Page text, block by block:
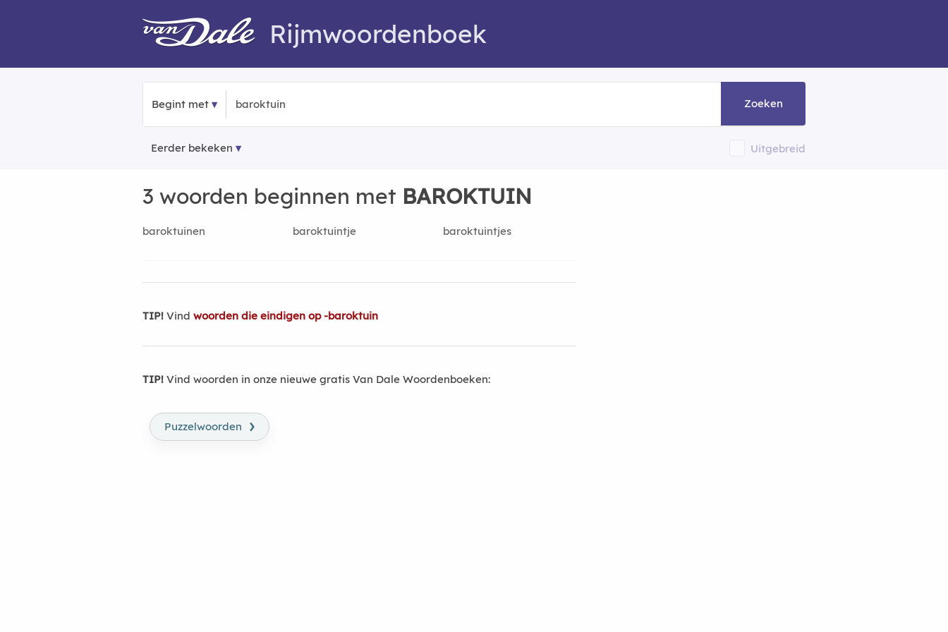
Rijmwoordenboek
Begint met Zoeken
Eerder bekeken Uitgebreid
3 woorden beginnen met BAROKTUIN
baroktuinen baroktuintje baroktuintjes
TIP! Vind woorden die eindigen op -baroktuin
TIP! Vind woorden in onze nieuwe gratis Van Dale Woordenboeken:
Puzzelwoorden ›